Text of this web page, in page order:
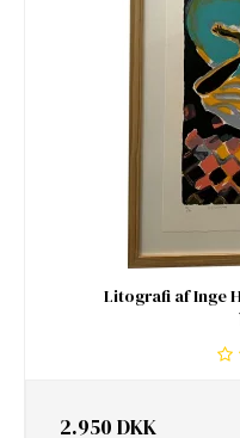
Litografi af Inge
2.950 DKK